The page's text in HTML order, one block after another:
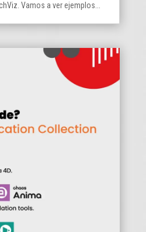
Vamos a ver ejemplos...